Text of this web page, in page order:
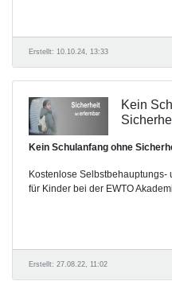
Erstellt: 10.10.24, 13:33
Kein
Kein Schulanfang ohne
Kostenlose
für Kinder bei der EWTO
Erstellt: 27.08.22, 11:02